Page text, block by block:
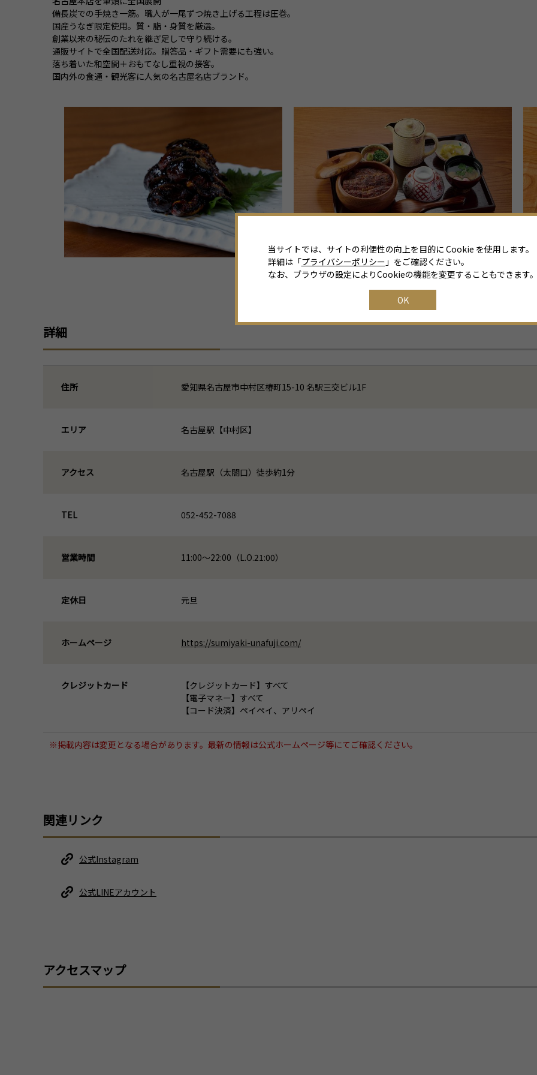
備長炭での手焼き一筋。職人が一尾ずつ焼き上げる工程は圧巻。
国産うなぎ限定使用。質・脂・身質を厳選。
創業以来の秘伝のたれを継ぎ足しで守り続ける。
通販サイトで全国配送対応。贈答品・ギフト需要にも強い。
落ち着いた和空間＋おもてなし重視の接客。
国内外の食通・観光客に人気の名古屋名店ブランド。
詳細
住所 愛知県名古屋市中村区椿町15-10 名駅三交ビル1F
エリア 名古屋駅【中村区】
アクセス 名古屋駅（太閤口）徒歩約1分
TEL 052-452-7088
営業時間 11:00〜22:00（L.O.21:00）
定休日 元旦
ホームページ https://sumiyaki-unafuji.com/
クレジットカード
【クレジットカード】すべて
【電子マネー】すべて
【コード決済】ペイペイ、アリペイ
※掲載内容は変更となる場合があります。最新の情報は公式ホームページ等にてご確認ください。
関連リンク
公式Instagram
公式LINEアカウント
アクセスマップ
当サイトでは、サイトの利便性の向上を目的に Cookie を使用します。
詳細は「プライバシーポリシー 」をご確認ください。
なお、ブラウザの設定によりCookieの機能を変更することもできます
OK